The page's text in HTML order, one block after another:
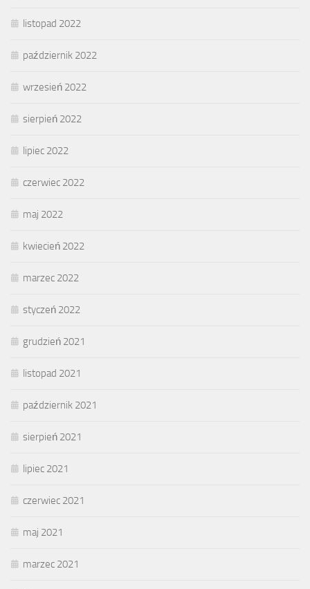
listopad 2022
październik 2022
wrzesień 2022
sierpień 2022
lipiec 2022
czerwiec 2022
maj 2022
kwiecień 2022
marzec 2022
styczeń 2022
grudzień 2021
listopad 2021
październik 2021
sierpień 2021
lipiec 2021
czerwiec 2021
maj 2021
marzec 2021